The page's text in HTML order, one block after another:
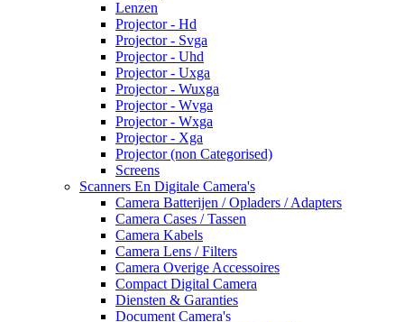
Lenzen
Projector - Hd
Projector - Svga
Projector - Uhd
Projector - Uxga
Projector - Wuxga
Projector - Wvga
Projector - Wxga
Projector - Xga
Projector (non Categorised)
Screens
Scanners En Digitale Camera's
Camera Batterijen / Opladers / Adapters
Camera Cases / Tassen
Camera Kabels
Camera Lens / Filters
Camera Overige Accessoires
Compact Digital Camera
Diensten & Garanties
Document Camera's